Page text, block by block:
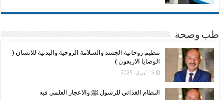
طب وصحة
تنظيم روحانية الجسد والسلامة الروحية والبدنية للانسان (
الوصايا الاربعون )
15 أبريل، 2025
النظام الغذائي للرسول ﷺ والاعجاز العلمي فيه